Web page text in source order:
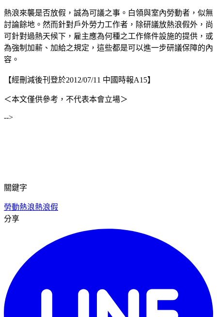
熱浪來襲是否放假，誠為可議之事。白領與室內勞動者，似無
討論餘地。然而針對戶外勞力工作者，除研議放熱浪假外，尚
可針對過熱天候下，雇主應為何種之工作條件設施的提供，或
為強制加薪、加給之規定，這些都是可以進一步研議保障的內
容。
【經刪減後刊登於2012/07/11 中國時報A15】
＜本文僅供參考，不代表本會立場＞
-->
關鍵字
勞動熱浪熱浪假
分享